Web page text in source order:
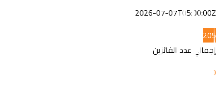
2026-07-07T05:00:00Z
205
إجمالي عدد الفائزين
0